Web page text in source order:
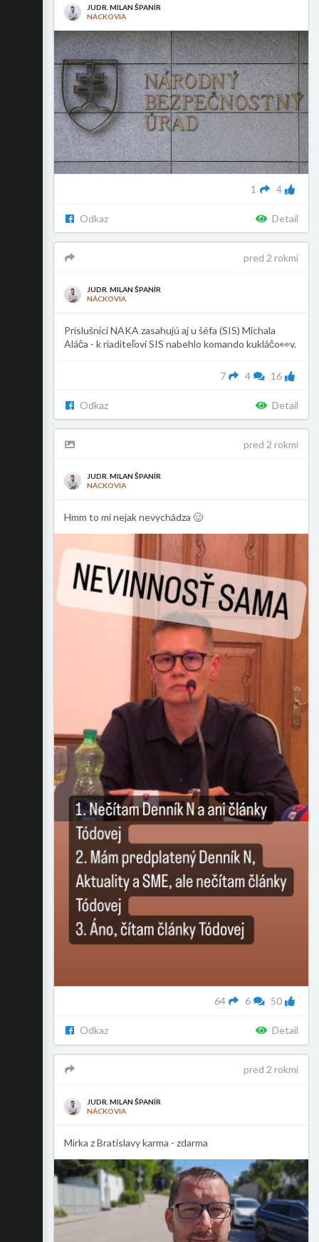
JUDR. MILAN ŠPANÍR
NÁCKOVIA
4
1
Odkaz Detail
pred 2 rokmi
JUDR. MILAN ŠPANÍR
NÁCKOVIA
Príslušníci NAKA zasahujú aj u šéfa (SIS) Michala
Aláča - k riaditeľovi SIS nabehlo komando kukláčo👀v.
16
4
7
Odkaz Detail
pred 2 rokmi
JUDR. MILAN ŠPANÍR
NÁCKOVIA
Hmm to mi nejak nevychádza 🥴
50
6
64
Odkaz Detail
pred 2 rokmi
JUDR. MILAN ŠPANÍR
NÁCKOVIA
Mirka z Bratislavy karma - zdarma